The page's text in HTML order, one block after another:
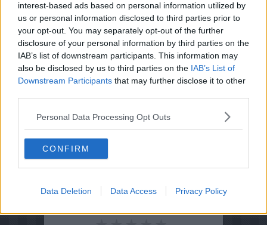
interest-based ads based on personal information utilized by
us or personal information disclosed to third parties prior to
your opt-out. You may separately opt-out of the further
disclosure of your personal information by third parties on the
IAB’s list of downstream participants. This information may
also be disclosed by us to third parties on the IAB’s List of
Downstream Participants that may further disclose it to other
Personal Data Processing Opt Outs
CONFIRM
Data Deletion Data Access Privacy Policy
Opskriftsinfo
Hovedretter Diverse Hovedretter